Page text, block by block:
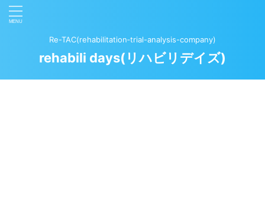
Re-TAC(rehabilitation‐trial-analysis-company)
rehabili days(リハビリデイズ)